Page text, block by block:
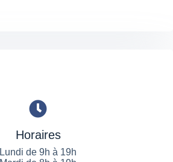
Horaires
Lundi de 9h à 19h